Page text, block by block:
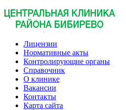
Лицензии
Нормативные акты
Контролирующие органы
Справочник
О клинике
Вакансии
Контакты
Карта сайта